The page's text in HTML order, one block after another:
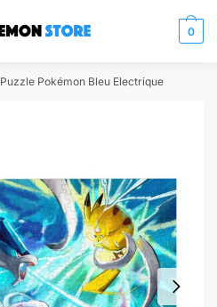
0
Puzzle Pokémon Bleu Electrique